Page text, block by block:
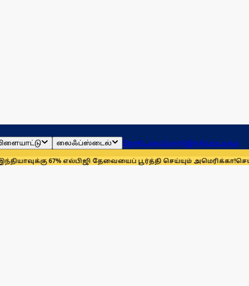
லைஃப்ஸ்டைல் ஜோதிடம்தமிழ்நாடுஇந்தியாஉலகம்
67% எல்பிஜி தேவையைப் பூர்த்தி செய்யும் அமெரிக்கா!செயின்ட்